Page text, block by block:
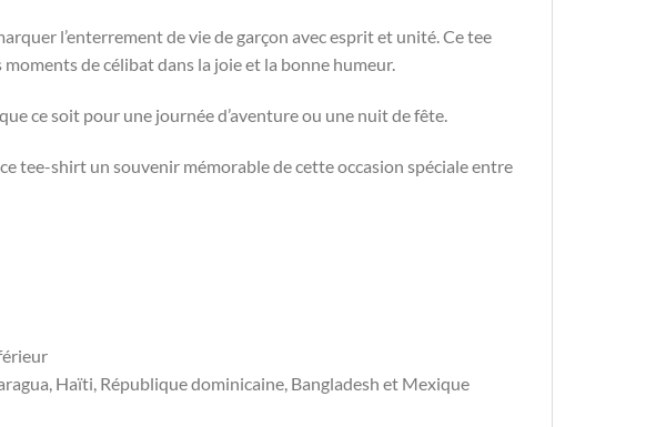
l’enterrement de vie de garçon avec esprit et unité. Ce tee
de célibat dans la joie et la bonne humeur.
ce soit pour une journée d’aventure ou une nuit de fête.
tee-shirt un souvenir mémorable de cette occasion spéciale entre
Haïti, République dominicaine, Bangladesh et Mexique